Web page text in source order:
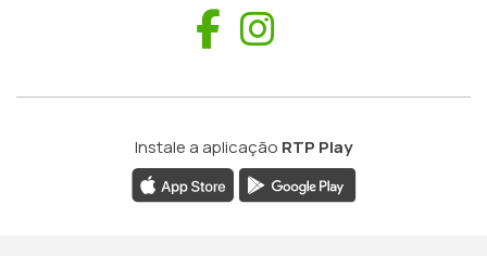
Facebook
Instale a aplicação RTP Play